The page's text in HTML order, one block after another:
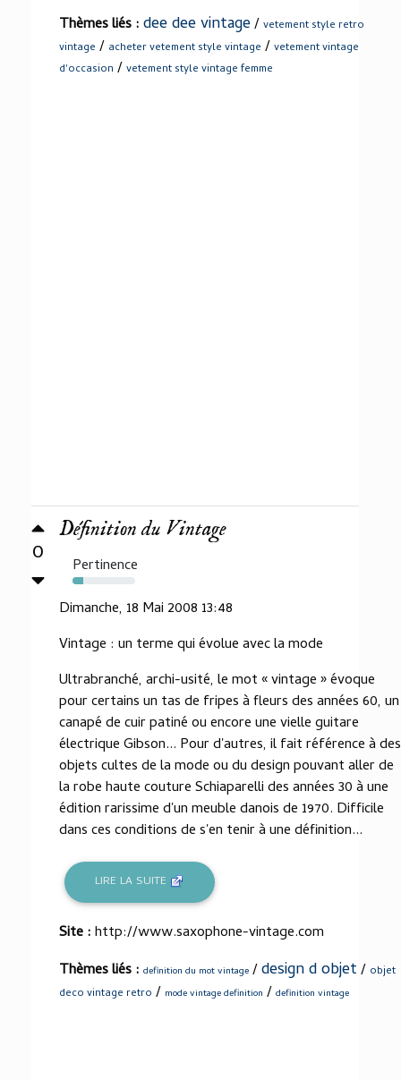
Thèmes liés :dee dee vintage/ vetement style retro
vintage / acheter vetement style vintage / vetement vintage
d'occasion / vetement style vintage femme
0
Définition du Vintage
Pertinence
17%
Dimanche, 18 Mai 2008 13:48
Vintage : un terme qui évolue avec la mode
Ultrabranché, archi-usité, le mot « vintage » évoque
pour certains un tas de fripes à fleurs des années 60, un
canapé de cuir patiné ou encore une vielle guitare
électrique Gibson... Pour d'autres, il fait référence à des
objets cultes de la mode ou du design pouvant aller de
la robe haute couture Schiaparelli des années 30 à une
édition rarissime d'un meuble danois de 1970. Difficile
dans ces conditions de s'en tenir à une définition...
LIRE LA SUITE
Site :http://www.saxophone-vintage.com
Thèmes liés : definition du mot vintage /design d objet/ objet
deco vintage retro / mode vintage definition / definition vintage